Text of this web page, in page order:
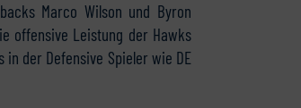
Marco Wilson und Byron
offensive Leistung der Hawks
in der Defensive Spieler wie DE